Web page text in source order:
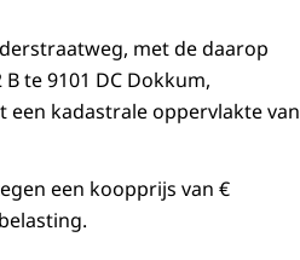
met de daarop
te 9101 DC Dokkum,
een kadastrale oppervlakte van
een koopprijs van €